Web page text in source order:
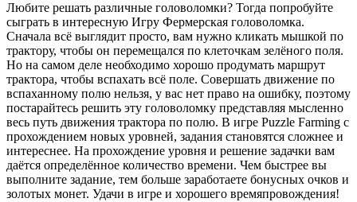
Любите решать различные головоломки? Тогда попробуйте
сыграть в интересную Игру Фермерская головоломка.
Сначала всё выглядит просто, вам нужно кликать мышкой по
трактору, чтобы он перемещался по клеточкам зелёного поля.
Но на самом деле необходимо хорошо продумать маршрут
трактора, чтобы вспахать всё поле. Совершать движение по
вспаханному полю нельзя, у вас нет право на ошибку, поэтому
постарайтесь решить эту головоломку представляя мысленно
весь путь движения трактора по полю. В игре Puzzle Farming с
прохождением новых уровней, задания становятся сложнее и
интереснее. На прохождение уровня и решение задачки вам
даётся определённое количество времени. Чем быстрее вы
выполните задание, тем больше заработаете бонусных очков и
золотых монет. Удачи в игре и хорошего времяпровождения!